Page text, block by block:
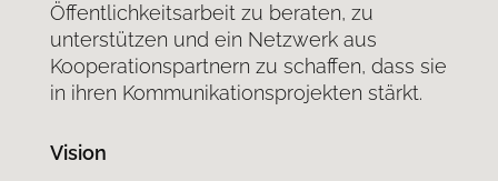
Öffentlichkeitsarbeit zu beraten, zu
unterstützen und ein Netzwerk aus
Kooperationspartnern zu schaffen, dass sie
in ihren Kommunikationsprojekten stärkt.
Vision